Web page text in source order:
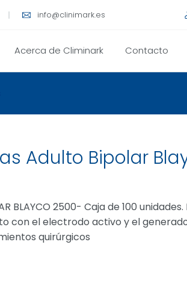
info@clinimark.es
Acerca de Climinark Contacto
Adulto Bipolar
BLAYCO 2500- Caja de 100
con el electrodo activo y el
quirúrgicos